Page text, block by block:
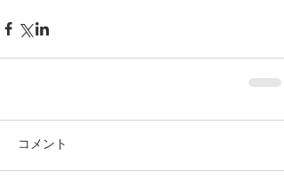
コメント